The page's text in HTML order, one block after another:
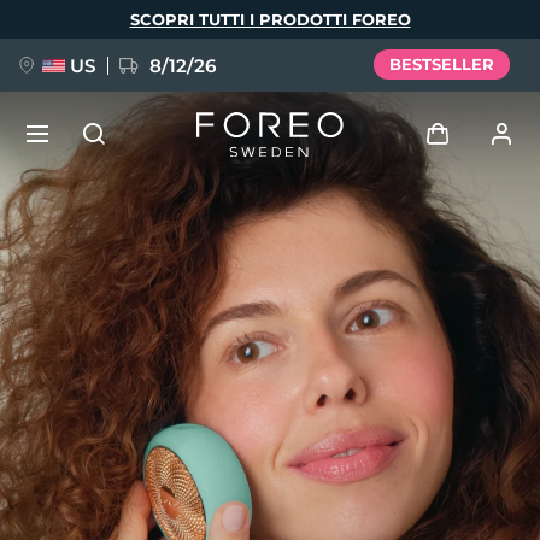
SCOPRI TUTTI I PRODOTTI FOREO
US 8/12/26 BESTSELLER
Accedi
Profilo utente
I miei dispositivi
I miei ordini
I miei indirizzi
I miei abbonamenti
NUOVO
FAQ™ Pure Beauty-Tech Elixir
BREAKING NEWS
issa™ Teeth Whitening Set
Lingua
English Deutsch
Español
Français
Italiano
Português
Polski
Svenska
Русский
Türkçe
简体中文 繁體中文